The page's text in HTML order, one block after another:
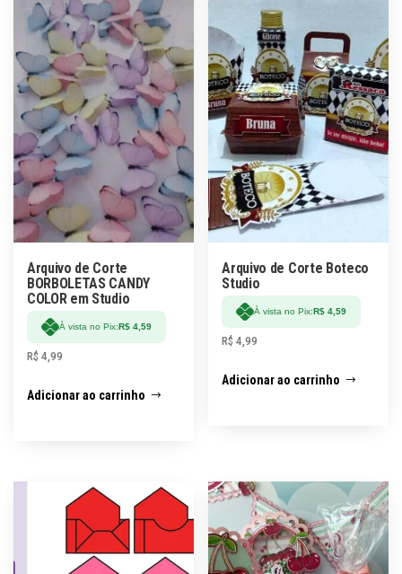
Arquivo de Corte
BORBOLETAS CANDY
COLOR em Studio
À vista no Pix:R$ 4,59
R$ 4,99
Adicionar ao carrinho
Arquivo de Corte Boteco
Studio
À vista no Pix:R$ 4,59
R$ 4,99
Adicionar ao carrinho